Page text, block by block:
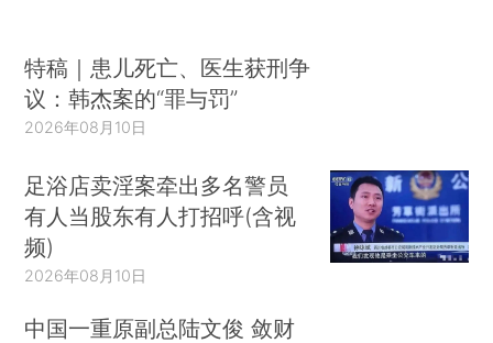
特稿｜患儿死亡、医生获刑争
议：韩杰案的“罪与罚”
2026年08月10日
足浴店卖淫案牵出多名警员
有人当股东有人打招呼(含视
频)
2026年08月10日
中国一重原副总陆文俊 敛财